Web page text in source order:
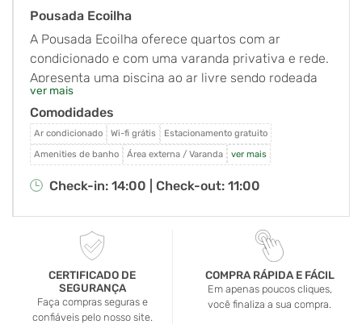
Pousada Ecoilha
A Pousada Ecoilha oferece quartos com ar
condicionado e com uma varanda privativa e rede.
Apresenta uma piscina ao ar livre sendo rodeada
por jardins. O Wi-Fi em todo o hotel e
estacionamento são gratuitos. A pousada está
localizada próximo ao Parque Estadual de Ilhabela,
em uma ruela tranquila com fácil acesso ao cais da
balsa, centro de Ilhabela, a praia do Perequê e
cachoeiras com piscinas naturais. Oferecendo
vistas para o jardim, todos os quartos da Pousada
Ecoilha são decorados com bom gosto. Eles estão
equipados com uma rede, cama box, frigobar e TV.
O café-da-manhã caseiro é servido em uma
varanda agradável. Restaurantes e bares estão a
uma curta distância, e excursões podem ser
ver mais
Comodidades
Ar condicionado Wi-fi grátis
Estacionamento gratuito
Amenities de banho
Área externa / Varanda ver mais
Check-in: 14:00 | Check-out: 11:00
CERTIFICADO DE
SEGURANÇA
Faça compras seguras e
confiáveis pelo nosso site.
COMPRA RÁPIDA E FÁCIL
Em apenas poucos cliques,
você finaliza a sua compra.